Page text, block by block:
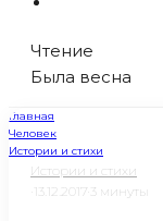
Чтение
Была весна
Главная
Человек
Истории и стихи
Истории и стихи
13.12.2017 3 минуты